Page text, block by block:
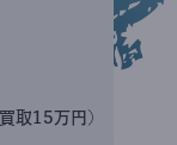
取15万円)